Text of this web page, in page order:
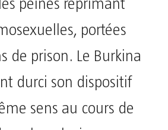
peines réprimant
portées
de prison. Le Burkina
durci son dispositif
sens au cours de